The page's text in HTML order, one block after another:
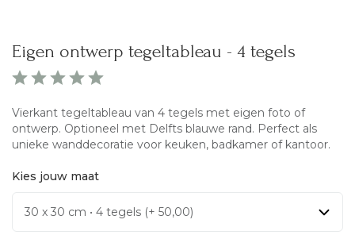
Eigen ontwerp tegeltableau - 4 tegels
Vierkant tegeltableau van 4 tegels met eigen foto of
ontwerp. Optioneel met Delfts blauwe rand. Perfect als
unieke wanddecoratie voor keuken, badkamer of kantoor.
Kies jouw maat